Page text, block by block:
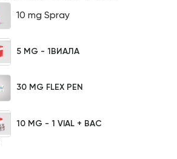
10 mg Spray
5 MG - 1ВИАЛА
30 MG FLEX PEN
10 MG - 1 VIAL + BAC